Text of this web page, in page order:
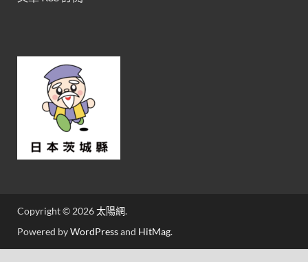
Copyright © 2026太陽網.
Powered byWordPressand HitMag.